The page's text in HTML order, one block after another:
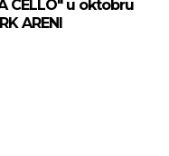
CELLO" u oktobru
ARENI